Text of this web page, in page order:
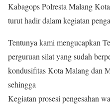
Kabagops Polresta Malang
turut hadir dalam kegiatan
Tentunya kami mengucapkan
perguruan silat yang sudah
kondusifitas Kota Malang dan
sehingga
Kegiatan prosesi pengesahan